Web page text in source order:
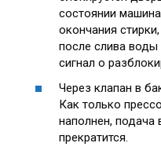
состоянии
окончания
после слива воды
сигнал о
Через клапан в
Как только
наполнен, подача
прекратится.